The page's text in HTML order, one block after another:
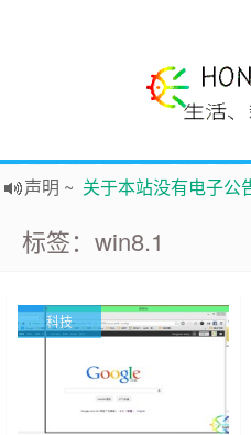
声明 ~ 关于本站没有电子公告服务说
鸿毛站引
标签：win8.1
科技